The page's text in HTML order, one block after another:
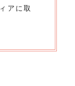
アに取